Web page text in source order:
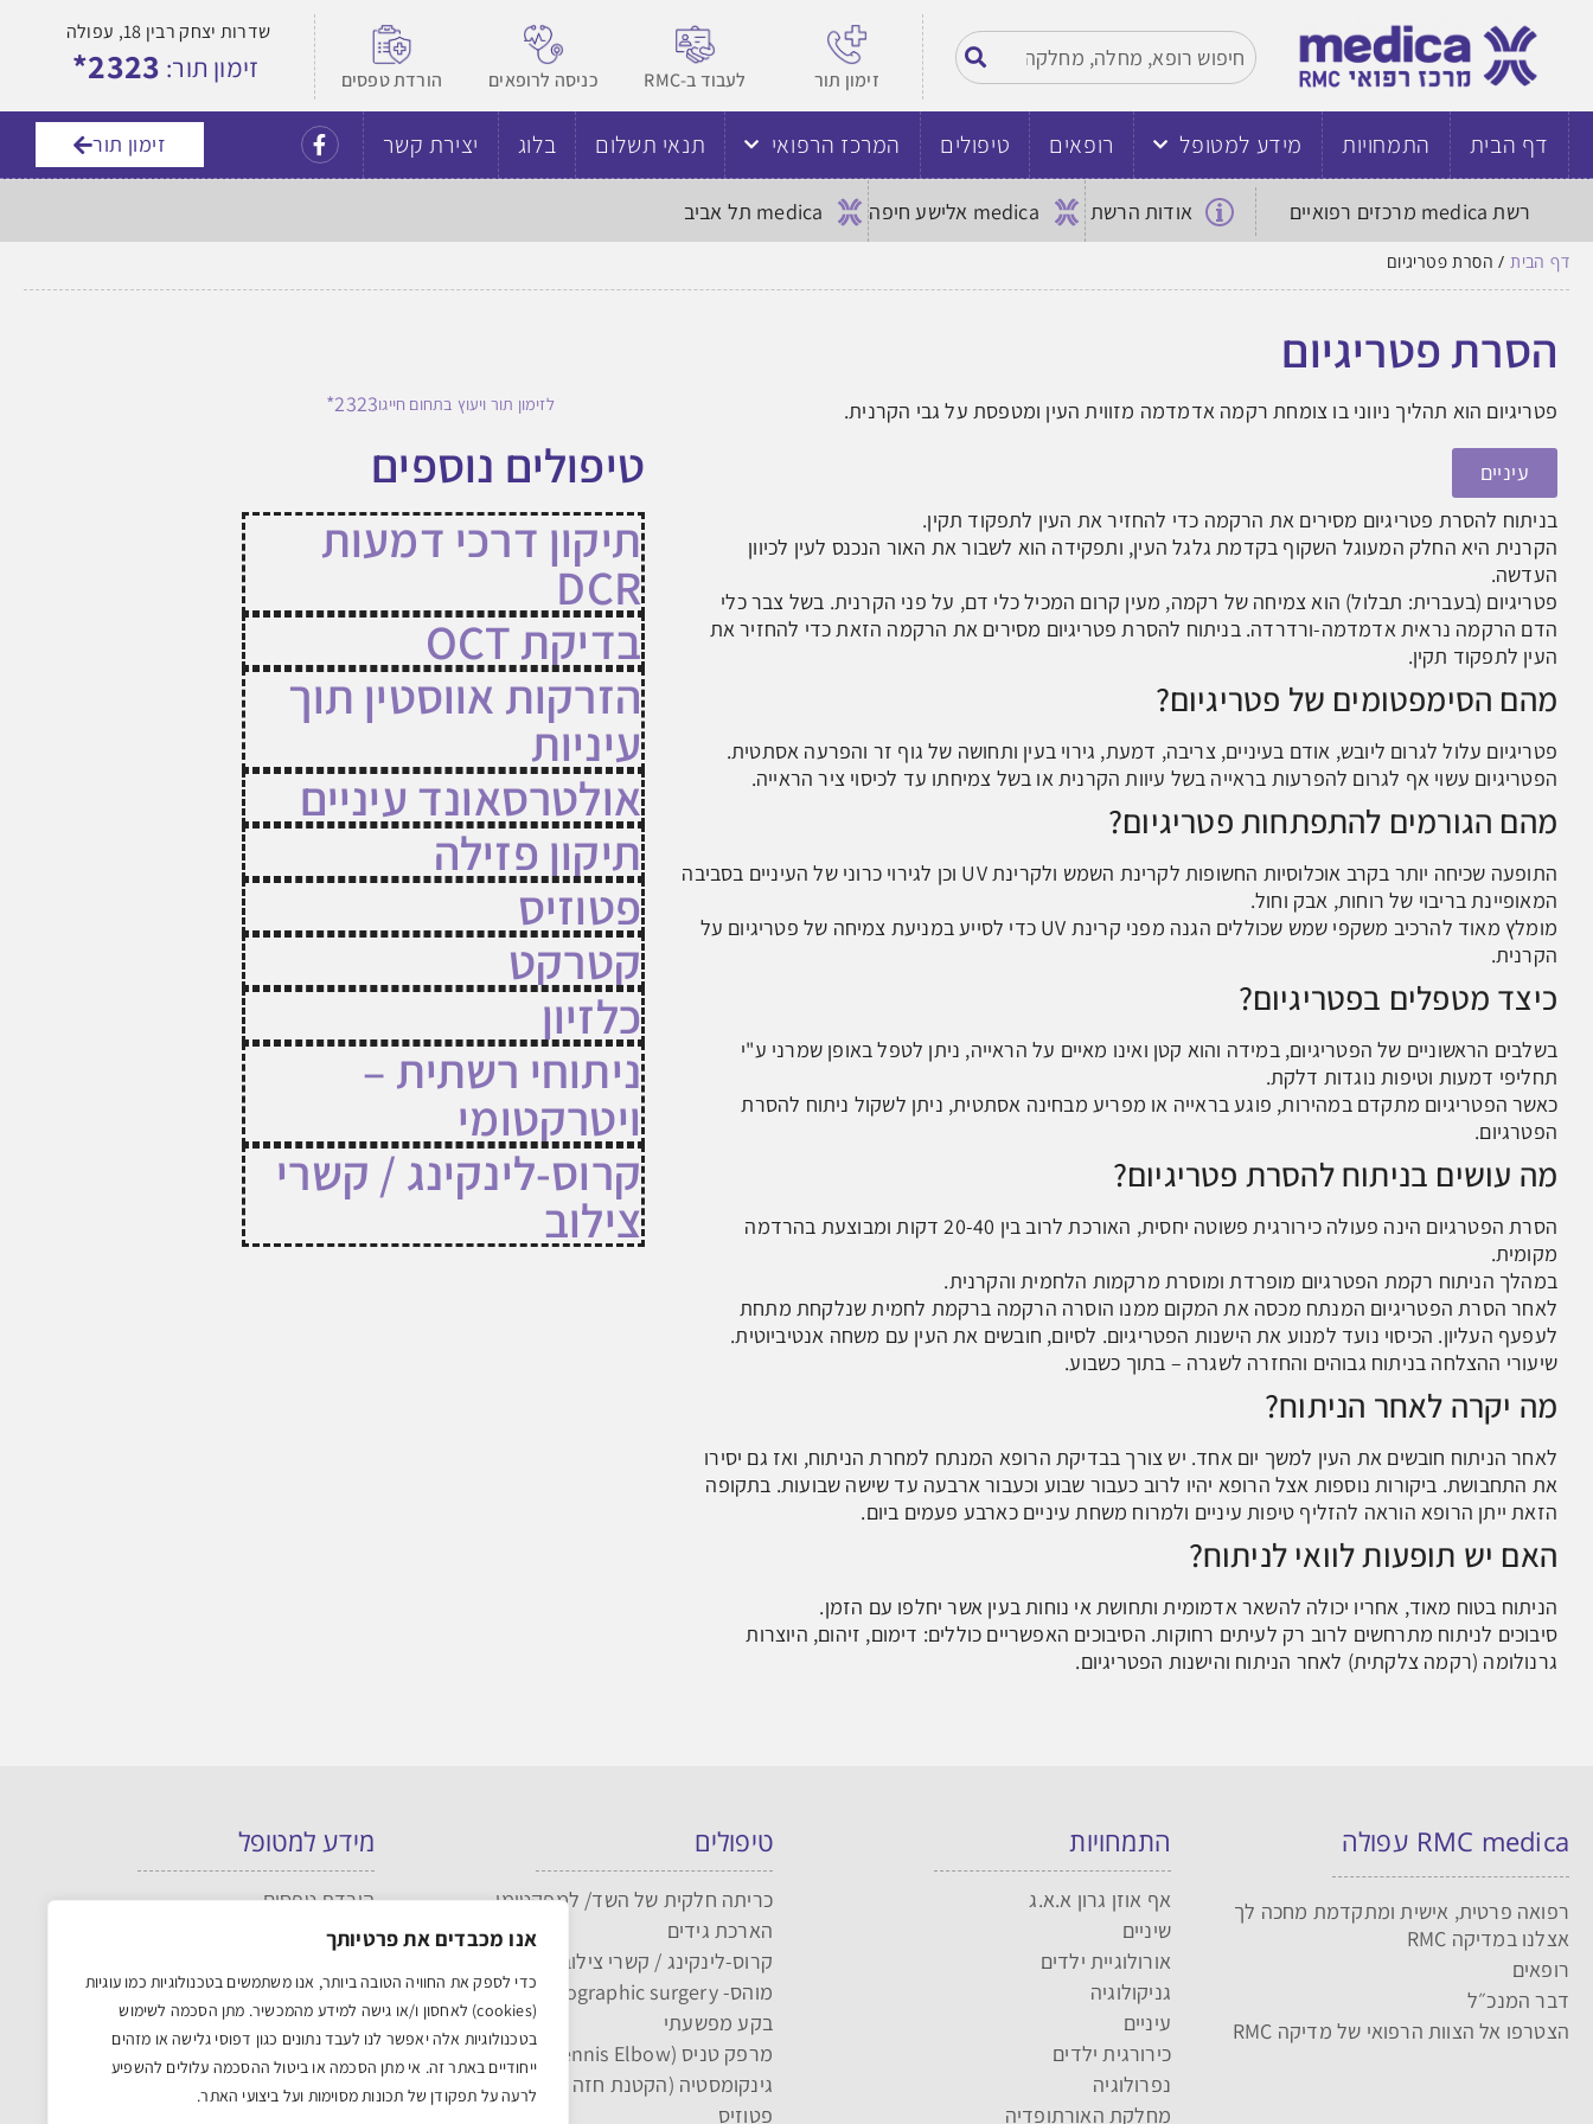
אנו מכבדים את פרטיותך
כדי לספק את החוויה הטובה ביותר, אנו משתמשים בטכנולוגיות כמו עוגיות
(cookies) לאחסון ו/או גישה למידע מהמכשיר. מתן הסכמה לשימוש
בטכנולוגיות אלה יאפשר לנו לעבד נתונים כגון דפוסי גלישה או מזהים
ייחודיים באתר זה. אי מתן הסכמה או ביטול ההסכמה עלולים להשפיע
לרעה על תפקודן של תכונות מסוימות ועל ביצועי האתר.
זימון תור לעבוד ב-RMC כניסה לרופאים הורדת טפסים
שדרות יצחק רבין 18, עפולה
זימון תור: 2323*
דף הבית התמחויות מידע למטופל רופאים טיפולים המרכז הרפואי תנאי תשלום בלוג יצירת קשר זימון תור
רשת medica מרכזים רפואיים אודות הרשת medica אלישע חיפה medica תל אביב
דף הבית/ הסרת פטריגיום
הסרת פטריגיום
פטריגיום הוא תהליך ניווני בו צומחת רקמה אדמדמה מזווית העין ומטפסת על גבי הקרנית.
עיניים
בניתוח להסרת פטריגיום מסירים את הרקמה כדי להחזיר את העין לתפקוד תקין.
הקרנית היא החלק המעוגל השקוף בקדמת גלגל העין, ותפקידה הוא לשבור את האור הנכנס לעין לכיוון
העדשה.
פטריגיום (בעברית: תבלול) הוא צמיחה של רקמה, מעין קרום המכיל כלי דם, על פני הקרנית. בשל צבר כלי
הדם הרקמה נראית אדמדמה-ורדרדה. בניתוח להסרת פטריגיום מסירים את הרקמה הזאת כדי להחזיר את
העין לתפקוד תקין.
מהם הסימפטומים של פטריגיום?
פטריגיום עלול לגרום ליובש, אודם בעיניים, צריבה, דמעת, גירוי בעין ותחושה של גוף זר והפרעה אסתטית.
הפטריגיום עשוי אף לגרום להפרעות בראייה בשל עיוות הקרנית או בשל צמיחתו עד לכיסוי ציר הראייה.
מהם הגורמים להתפתחות פטריגיום?
התופעה שכיחה יותר בקרב אוכלוסיות החשופות לקרינת השמש ולקרינת UV וכן לגירוי כרוני של העיניים בסביבה
המאופיינת בריבוי של רוחות, אבק וחול.
מומלץ מאוד להרכיב משקפי שמש שכוללים הגנה מפני קרינת UV כדי לסייע במניעת צמיחה של פטריגיום על
הקרנית.
כיצד מטפלים בפטריגיום?
בשלבים הראשוניים של הפטריגיום, במידה והוא קטן ואינו מאיים על הראייה, ניתן לטפל באופן שמרני ע"י
תחליפי דמעות וטיפות נוגדות דלקת.
כאשר הפטריגיום מתקדם במהירות, פוגע בראייה או מפריע מבחינה אסתטית, ניתן לשקול ניתוח להסרת
הפטרגיום.
מה עושים בניתוח להסרת פטריגיום?
הסרת הפטרגיום הינה פעולה כירורגית פשוטה יחסית, האורכת לרוב בין 20-40 דקות ומבוצעת בהרדמה
מקומית.
במהלך הניתוח רקמת הפטרגיום מופרדת ומוסרת מרקמות הלחמית והקרנית.
לאחר הסרת הפטריגיום המנתח מכסה את המקום ממנו הוסרה הרקמה ברקמת לחמית שנלקחת מתחת
לעפעף העליון. הכיסוי נועד למנוע את הישנות הפטריגיום. לסיום, חובשים את העין עם משחה אנטיביוטית.
שיעורי ההצלחה בניתוח גבוהים והחזרה לשגרה – בתוך כשבוע.
מה יקרה לאחר הניתוח?
לאחר הניתוח חובשים את העין למשך יום אחד. יש צורך בבדיקת הרופא המנתח למחרת הניתוח, ואז גם יסירו
את התחבושת. ביקורות נוספות אצל הרופא יהיו לרוב כעבור שבוע וכעבור ארבעה עד שישה שבועות. בתקופה
הזאת ייתן הרופא הוראה להזליף טיפות עיניים ולמרוח משחת עיניים כארבע פעמים ביום.
האם יש תופעות לוואי לניתוח?
הניתוח בטוח מאוד, אחריו יכולה להשאר אדמומית ותחושת אי נוחות בעין אשר יחלפו עם הזמן.
סיבוכים לניתוח מתרחשים לרוב רק לעיתים רחוקות. הסיבוכים האפשריים כוללים: דימום, זיהום, היוצרות
גרנולומה (רקמה צלקתית) לאחר הניתוח והישנות הפטריגיום.
לזימון תור ויעוץ בתחום חייגו2323*
טיפולים נוספים
תיקון דרכי דמעות
DCR
בדיקת OCT
הזרקות אווסטין תוך
עיניות
אולטרסאונד עיניים
תיקון פזילה
פטוזיס
קטרקט
כלזיון
ניתוחי רשתית –
ויטרקטומי
קרוס-לינקינג / קשרי
צילוב
RMC medica עפולה
רפואה פרטית, אישית ומתקדמת מחכה לך
אצלנו במדיקה RMC
רופאים
דבר המנכ״ל
הצטרפו אל הצוות הרפואי של מדיקה RMC
התמחויות
אף אוזן גרון א.א.ג
שיניים
אורולוגיית ילדים
גניקולוגיה
עיניים
כירורגית ילדים
נפרולוגיה
מחלקת האורתופדיה
טיפולים
כריתה חלקית של השד/ למפקטומי
הארכת גידים
קרוס-לינקינג / קשרי צילוב
מוהס- MOHS- micrographic surgery
בקע מפשעתי
מרפק טניס (Tennis Elbow)
גינקומסטיה (הקטנת חזה לגברים)
פטוזיס
מידע למטופל
הורדת טפסים
מניעת נפילות ובטיחות המטופל
בלוג
הצהרת נגישות
מדיניות פרטיות
מדיניות העוגיות
תקנון האתר